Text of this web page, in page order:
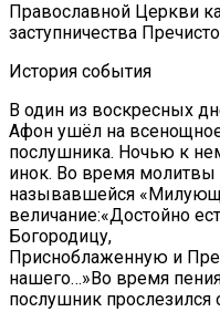
Православной Церкви
заступничества
История события
В один из воскресных
Афон ушёл на
послушника. Ночью к
инок. Во время молитвы
называвшейся
величание:«Достойно
Богородицу,
Присноблаженную и
нашего…»Во время
послушник прослезился